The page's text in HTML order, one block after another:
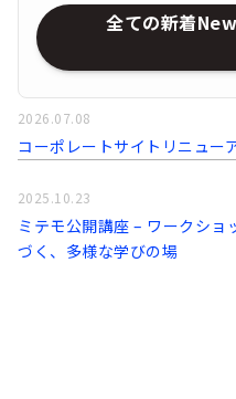
全ての新着
コーポレートサイトリニュー
2026.07.08
ミテモ公開講座 – ワークシ
づく、多様な学びの場
2025.10.23